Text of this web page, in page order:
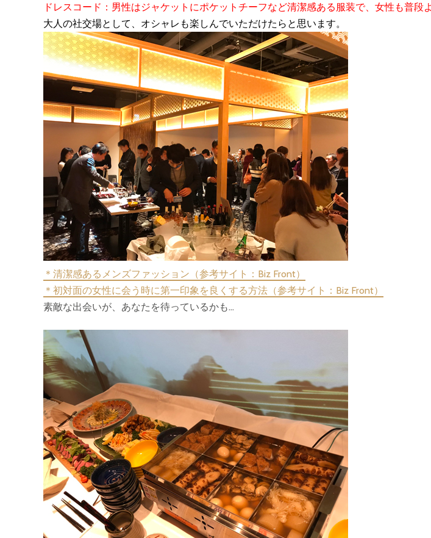
ドレスコード：男性はジャケットにポケットチーフなど清潔感ある服装で、女性も普段
大人の社交場として、オシャレも楽しんでいただけたらと思います。
＊清潔感あるメンズファッション（参考サイト：Biz Front）
＊初対面の女性に会う時に第一印象を良くする方法（参考サイト：Biz Front）
素敵な出会いが、あなたを待っているかも…